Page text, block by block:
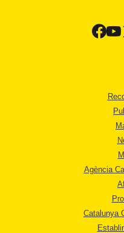
Agència
Catalunya